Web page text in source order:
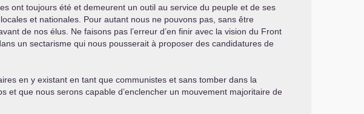
ont toujours été et demeurent un outil au service du peuple et de ses
et nationales. Pour autant nous ne pouvons pas, sans être
de nos élus. Ne faisons pas l’erreur d’en finir avec la vision du Front
un sectarisme qui nous pousserait à proposer des candidatures de
en y existant en tant que communistes et sans tomber dans la
et que nous serons capable d’enclencher un mouvement majoritaire de